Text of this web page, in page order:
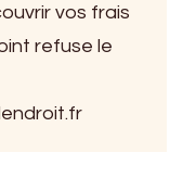
vos frais
refuse le